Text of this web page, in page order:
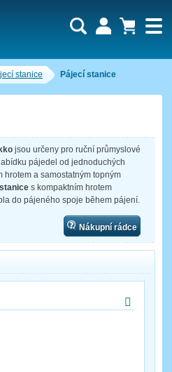
stanice Pájecí stanice
jsou určeny pro ruční průmyslové
pájedel od jednoduchých
hrotem a samostatným topným
s kompaktním hrotem
do pájeného spoje během pájení.
Nákupní rádce
je momentálně prázdný.
0
0,00 CZK
heslo